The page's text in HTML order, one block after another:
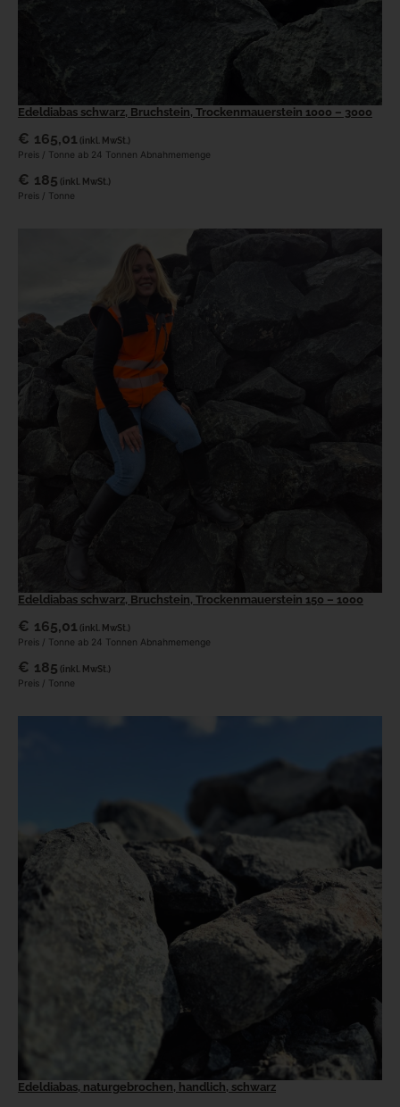
Edeldiabas schwarz, Bruchstein, Trockenmauerstein 1000 – 3000
€ 165,01 (inkl. MwSt.)
Preis / Tonne ab 24 Tonnen Abnahmemenge
€ 185 (inkl. MwSt.)
Preis / Tonne
Edeldiabas schwarz, Bruchstein, Trockenmauerstein 150 – 1000
€ 165,01 (inkl. MwSt.)
Preis / Tonne ab 24 Tonnen Abnahmemenge
€ 185 (inkl. MwSt.)
Preis / Tonne
Edeldiabas, naturgebrochen, handlich, schwarz